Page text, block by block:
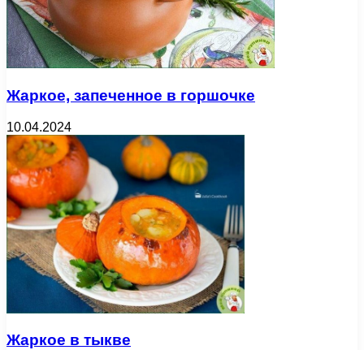
Жаркое, запеченное в горшочке
10.04.2024
Жаркое в тыкве